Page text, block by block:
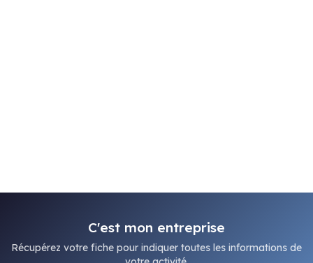
C'est mon entreprise
Récupérez votre fiche pour indiquer toutes les informations de